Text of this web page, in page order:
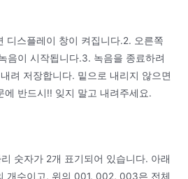
디스플레이 창이 켜집니다.2. 오른쪽
음이 시작됩니다.3. 녹음을 종료하려
려 저장합니다. 밑으로 내리지 않으면
에 반드시!! 잊지 말고 내려주세요.
숫자가 2개 표기되어 있습니다. 아래
개수이고, 위의 001, 002, 003은 전체